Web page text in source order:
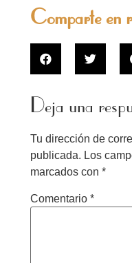
Comparte en
Deja una
Tu dirección de
publicada. Los
marcados con *
Comentario *